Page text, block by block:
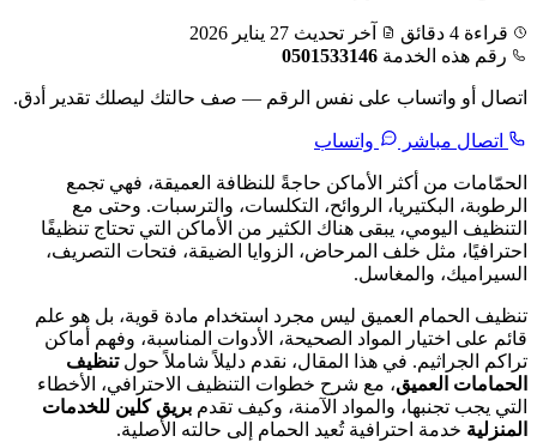
قراءة 4 دقائق
آخر تحديث 27 يناير 2026
رقم هذه الخدمة 0501533146
اتصال أو واتساب على نفس الرقم — صف حالتك ليصلك تقدير أدق.
اتصال مباشر واتساب
الحمّامات من أكثر الأماكن حاجةً للنظافة العميقة، فهي تجمع
الرطوبة، البكتيريا، الروائح، التكلسات، والترسبات. وحتى مع
التنظيف اليومي، يبقى هناك الكثير من الأماكن التي تحتاج تنظيفًا
احترافيًا، مثل خلف المرحاض، الزوايا الضيقة، فتحات التصريف،
السيراميك، والمغاسل.
تنظيف الحمام العميق ليس مجرد استخدام مادة قوية، بل هو علم
قائم على اختيار المواد الصحيحة، الأدوات المناسبة، وفهم أماكن
تراكم الجراثيم. في هذا المقال، نقدم دليلاً شاملاً حولتنظيف
الحمامات العميق، مع شرح خطوات التنظيف الاحترافي، الأخطاء
التي يجب تجنبها، والمواد الآمنة، وكيف تقدم بريق كلين للخدمات
المنزلية خدمة احترافية تُعيد الحمام إلى حالته الأصلية.